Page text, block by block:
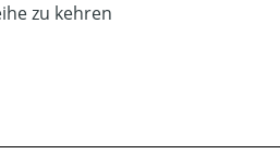
zu kehren